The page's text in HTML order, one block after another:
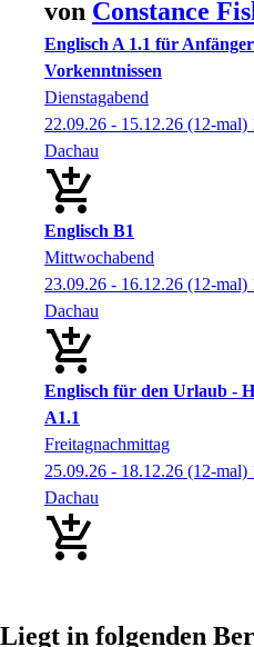
von Constance
Englisch A 1.1 für
Vorkenntnissen
Dienstagabend
22.09.26 - 15.12.26 (12-mal)
Dachau
Englisch B1
Mittwochabend
23.09.26 - 16.12.26 (12-mal)
Dachau
Englisch für den Urlaub -
A1.1
Freitagnachmittag
25.09.26 - 18.12.26 (12-mal)
Dachau
Liegt in folgenden